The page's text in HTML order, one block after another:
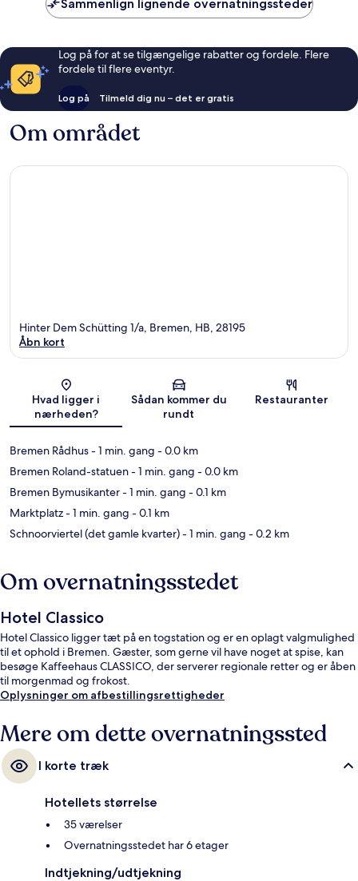
Sammenlign lignende overnatningssteder
Log på for at se tilgængelige rabatter og fordele. Flere
fordele til flere eventyr.
Log på Tilmeld dig nu – det er gratis
Om området
Kort
Hinter Dem Schütting 1/a, Bremen, HB, 28195
Åbn kort
Hvad ligger i
nærheden?
Sådan kommer du
rundt
Restauranter
Bremen Rådhus- 1 min. gang - 0.0 km
Bremen Roland-statuen- 1 min. gang - 0.0 km
Bremen Bymusikanter- 1 min. gang - 0.1 km
Marktplatz- 1 min. gang - 0.1 km
Schnoorviertel (det gamle kvarter)- 1 min. gang - 0.2 km
Om overnatningsstedet
Hotel Classico
Hotel Classico ligger tæt på en togstation og er en oplagt valgmulighed
til et ophold i Bremen. Gæster, som gerne vil have noget at spise, kan
besøge Kaffeehaus CLASSICO, der serverer regionale retter og er åben
til morgenmad og frokost.
Oplysninger om afbestillingsrettigheder
Mere om dette overnatningssted
I korte træk
Hotellets størrelse
35 værelser
Overnatningsstedet har 6 etager
Indtjekning/udtjekning